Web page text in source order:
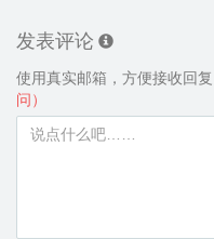
发表评论
使用真实邮箱，方便接收回复
问）